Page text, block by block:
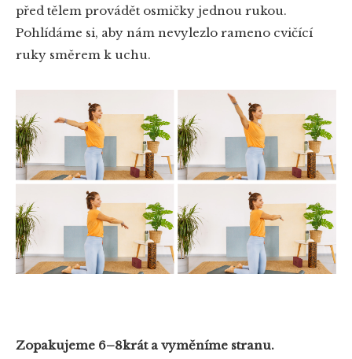
před tělem provádět osmičky jednou rukou.
Pohlídáme si, aby nám nevylezlo rameno cvičící
ruky směrem k uchu.
Zopakujeme 6–8krát a vyměníme stranu.